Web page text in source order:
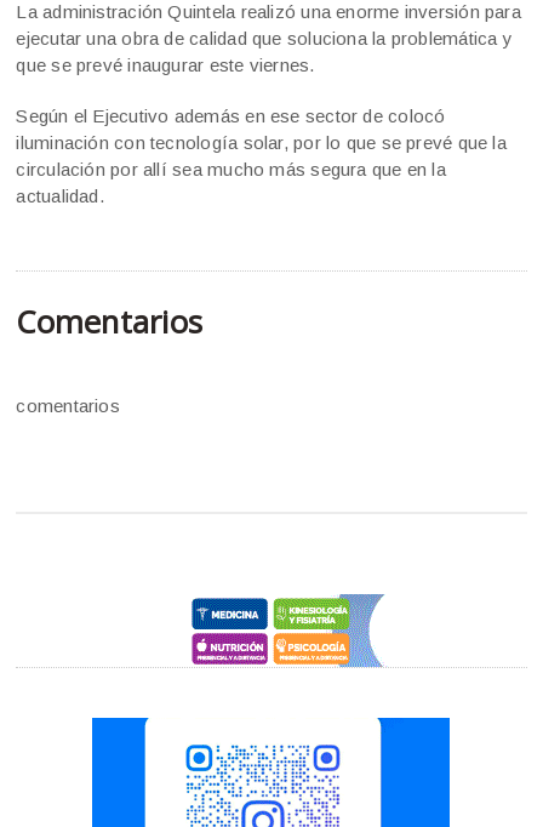
La administración Quintela realizó una enorme inversión para
ejecutar una obra de calidad que soluciona la problemática y
que se prevé inaugurar este viernes.
Según el Ejecutivo además en ese sector de colocó
iluminación con tecnología solar, por lo que se prevé que la
circulación por allí sea mucho más segura que en la
actualidad.
Comentarios
comentarios